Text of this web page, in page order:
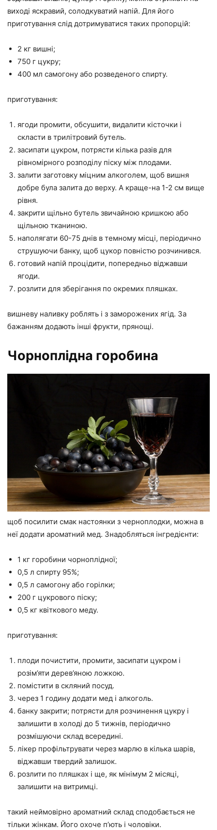
виході яскравий, солодкуватий напій. Для його
приготування слід дотримуватися таких пропорцій:
2 кг вишні;
750 г цукру;
400 мл самогону або розведеного спирту.
приготування:
ягоди промити, обсушити, видалити кісточки і
скласти в трилітровий бутель.
засипати цукром, потрясти кілька разів для
рівномірного розподілу піску між плодами.
залити заготовку міцним алкоголем, щоб вишня
добре була залита до верху. А краще-на 1-2 см вище
рівня.
закрити щільно бутель звичайною кришкою або
щільною тканиною.
наполягати 60-75 днів в темному місці, періодично
струшуючи банку, щоб цукор повністю розчинився.
готовий напій процідити, попередньо віджавши
ягоди.
розлити для зберігання по окремих пляшках.
вишневу наливку роблять і з заморожених ягід. За
бажанням додають інші фрукти, прянощі.
Чорноплідна горобина
щоб посилити смак настоянки з черноплодки, можна в
неї додати ароматний мед. Знадобляться інгредієнти:
1 кг горобини чорноплідної;
0,5 л спирту 95%;
0,5 л самогону або горілки;
200 г цукрового піску;
0,5 кг квіткового меду.
приготування:
плоди почистити, промити, засипати цукром і
розім’яти дерев’яною ложкою.
помістити в скляний посуд.
через 1 годину додати мед і алкоголь.
банку закрити; потрясти для розчинення цукру і
залишити в холоді до 5 тижнів, періодично
розмішуючи склад всередині.
лікер профільтрувати через марлю в кілька шарів,
віджавши твердий залишок.
розлити по пляшках і ще, як мінімум 2 місяці,
залишити на витримці.
такий неймовірно ароматний склад сподобається не
тільки жінкам. Його охоче п’ють і чоловіки.